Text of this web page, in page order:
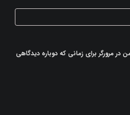
در مرورگر برای زمانی که دوباره دیدگاهی